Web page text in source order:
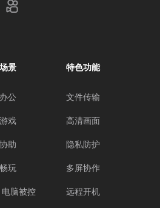
景
公
戏
助
玩
脑被控
特色功能
文件传输
高清画面
隐私防护
多屏协作
远程开机